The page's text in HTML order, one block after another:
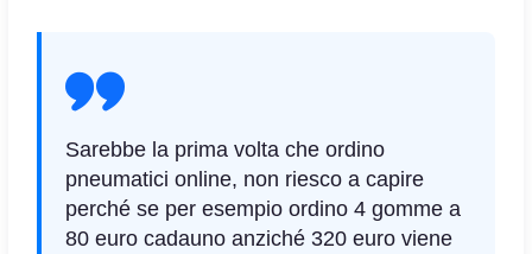
Sarebbe la prima volta che ordino
pneumatici online, non riesco a capire
perché se per esempio ordino 4 gomme a
80 euro cadauno anziché 320 euro viene